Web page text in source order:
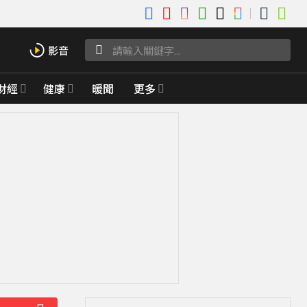
經 健康 暖聞 更多